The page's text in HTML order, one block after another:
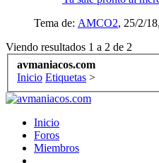
Tema de: AMCO2, 25/2/18
Viendo resultados 1 a 2 de 2
avmaniacos.com
Inicio Etiquetas >
Inicio
Foros
Miembros